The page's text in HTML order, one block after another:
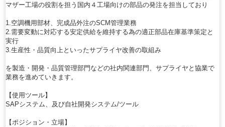
マザー工場の役割を担う国内４工場向けの部品の発注を担当しており
1.空調機用部材、完成品外注のSCM管理業務
2.需要変動に対応する安定供給を維持する為の適正部品在庫基準策定と
実行
3.生産性・品質向上といったサプライヤ改善の取組み
を製造・開発・品質管理部門などの社内関連部門、サプライヤと協業で
業務を進めていきます。
【使用ツール】
SAPシステム、及び自社開発システム/ツール
【ポジション・立場】